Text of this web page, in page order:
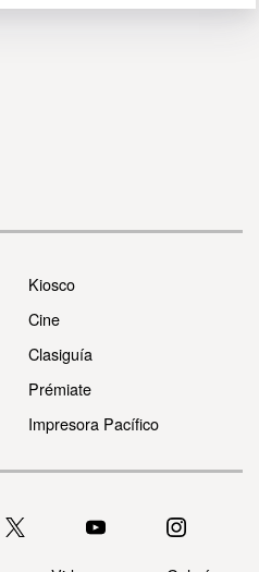
Kiosco
Cine
Clasiguía
Prémiate
Impresora Pacífico